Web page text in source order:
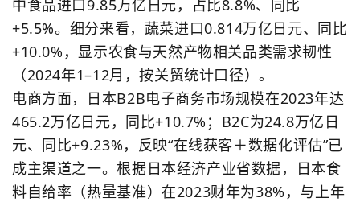
中食品进口9.85万亿日元，占比8.8%、同比
+5.5%。细分来看，蔬菜进口0.814万亿日元、同比
+10.0% ，显示农食与天然产物相关品类需求韧性
（2024年1–12月，按关贸统计口径）。
电商方面，日本B2B电子商务市场规模在2023年达
465.2万亿日元，同比+10.7% ； B2C为24.8万亿日
元、同比+9.23%，反映“在线获客＋数据化评估”已
成主渠道之一。根据日本经济产业省数据，日本食
料自给率（热量基准）在2023财年为38% ，与上年